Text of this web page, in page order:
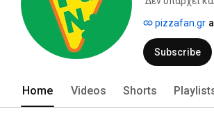
pizzafan.gr
Subscribe
Home Videos Shorts